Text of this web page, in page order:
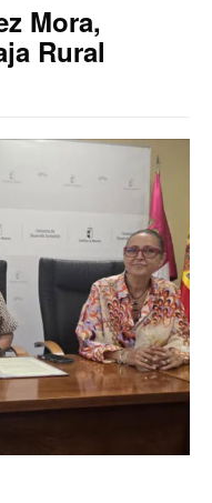
Mora,
Rural